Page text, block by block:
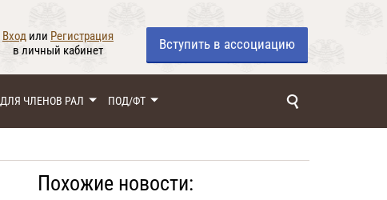
Вход или Регистрация
в личный кабинет
Вступить в ассоциацию
ДЛЯ ЧЛЕНОВ РАЛ ПОД/ФТ
Похожие новости: